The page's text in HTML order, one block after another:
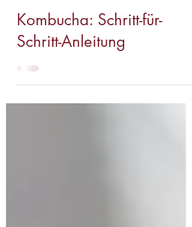
Bea von Känel
Kombucha: Schritt-für-
Schritt-Anleitung